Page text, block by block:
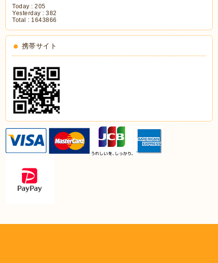
Today :205
Yesterday :382
Total : 1643866
携帯サイト